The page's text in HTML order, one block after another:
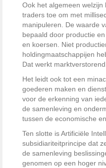
Ook het algemeen
traders toe om met
manipuleren. De waarde
bepaald door productie
en koersen. Niet
holdingmaatschappijen
Dat werkt marktverstorend.
Het leidt ook tot een
goederen maken en
voor de erkenning van
de samenleving en
tussen de economische
Ten slotte is Artificiële
subsidiariteitprincipe dat
de samenleving
genomen op een hoger